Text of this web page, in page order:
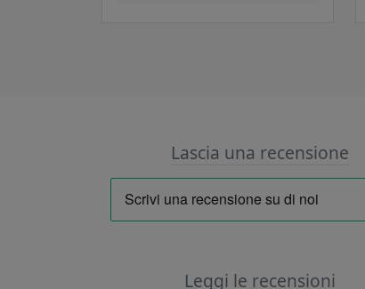
Lascia una recensione
Leggi le recensioni